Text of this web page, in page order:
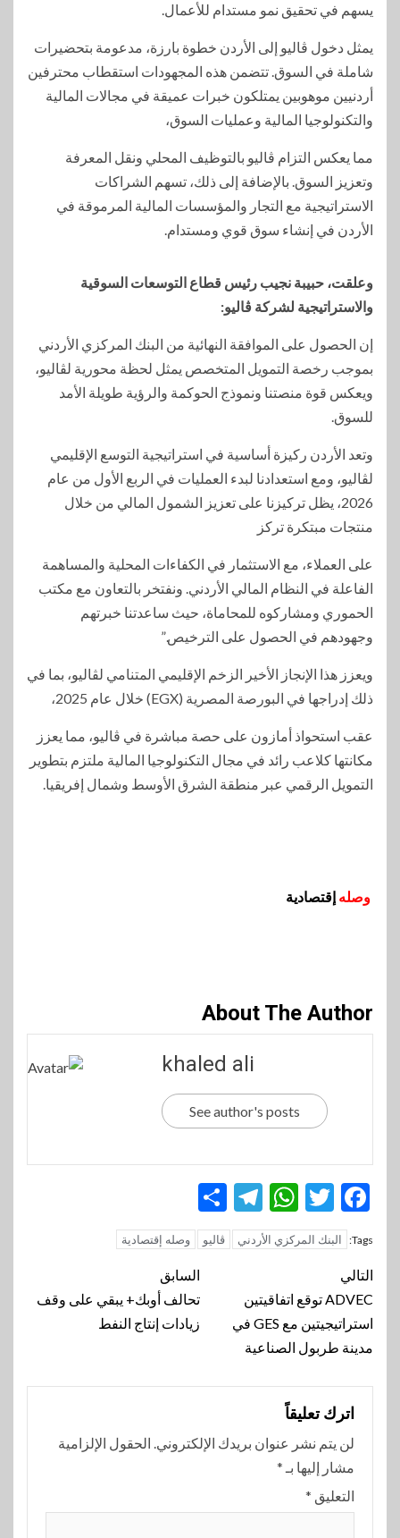
يسهم في تحقيق نمو مستدام للأعمال.
يمثل دخول ڤاليو إلى الأردن خطوة بارزة، مدعومة بتحضيرات
شاملة في السوق. تتضمن هذه المجهودات استقطاب محترفين
أردنيين موهوبين يمتلكون خبرات عميقة في مجالات المالية
والتكنولوجيا المالية وعمليات السوق،
مما يعكس التزام ڤاليو بالتوظيف المحلي ونقل المعرفة
وتعزيز السوق. بالإضافة إلى ذلك، تسهم الشراكات
الاستراتيجية مع التجار والمؤسسات المالية المرموقة في
الأردن في إنشاء سوق قوي ومستدام.
وعلقت، حبيبة نجيب رئيس قطاع التوسعات السوقية
والاستراتيجية لشركة ڤاليو:
إن الحصول على الموافقة النهائية من البنك المركزي الأردني
بموجب رخصة التمويل المتخصص يمثل لحظة محورية لڤاليو،
ويعكس قوة منصتنا ونموذج الحوكمة والرؤية طويلة الأمد
للسوق.
وتعد الأردن ركيزة أساسية في استراتيجية التوسع الإقليمي
لڤاليو، ومع استعدادنا لبدء العمليات في الربع الأول من عام
2026، يظل تركيزنا على تعزيز الشمول المالي من خلال
منتجات مبتكرة تركز
على العملاء، مع الاستثمار في الكفاءات المحلية والمساهمة
الفاعلة في النظام المالي الأردني. ونفتخر بالتعاون مع مكتب
الحموري ومشاركوه للمحاماة، حيث ساعدتنا خبرتهم
وجهودهم في الحصول على الترخيص.”
ويعزز هذا الإنجاز الأخير الزخم الإقليمي المتنامي لڤاليو، بما في
ذلك إدراجها في البورصة المصرية (EGX) خلال عام 2025،
عقب استحواذ أمازون على حصة مباشرة في ڤاليو، مما يعزز
مكانتها كلاعب رائد في مجال التكنولوجيا المالية ملتزم بتطوير
التمويل الرقمي عبر منطقة الشرق الأوسط وشمال إفريقيا.
وصله إقتصادية
About The Author
khaled ali
See author's posts
Facebook
Twitter
WhatsApp
Telegram
Tags: البنك المركزي الأردني ڤاليو وصله إقتصادية
تنقل
المقالة
السابق
تحالف أوبك+ يبقي على وقف
زيادات إنتاج النفط
التالي
ADVEC توقع اتفاقيتين
استراتيجيتين مع GES في
مدينة طربول الصناعية
اترك تعليقاً
لن يتم نشر عنوان بريدك الإلكتروني. الحقول الإلزامية
مشار إليها بـ *
التعليق *